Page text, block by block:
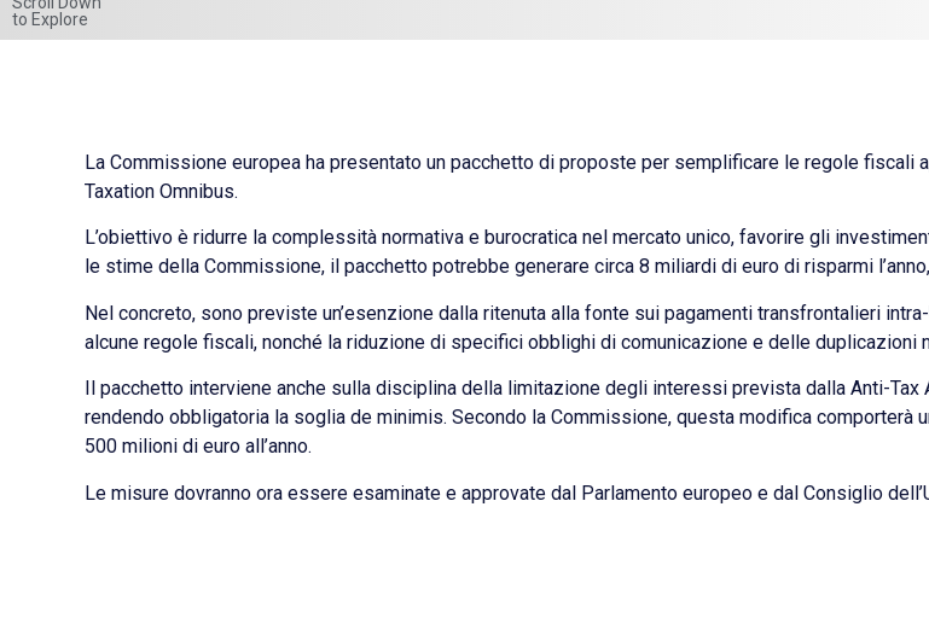
to Explore
La Commissione europea ha presentato un pacchetto di proposte per semplificare le regole fiscali
Taxation Omnibus.
L’obiettivo è ridurre la complessità normativa e burocratica nel mercato unico, favorire gli
le stime della Commissione, il pacchetto potrebbe generare circa 8 miliardi di euro di risparmi
Nel concreto, sono previste un’esenzione dalla ritenuta alla fonte sui pagamenti transfrontalieri
alcune regole fiscali, nonché la riduzione di specifici obblighi di comunicazione e delle duplicazioni
Il pacchetto interviene anche sulla disciplina della limitazione degli interessi prevista dalla Anti-
rendendo obbligatoria la soglia de minimis. Secondo la Commissione, questa modifica
500 milioni di euro all’anno.
Le misure dovranno ora essere esaminate e approvate dal Parlamento europeo e dal Consiglio